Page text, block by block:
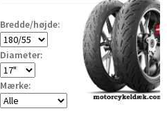
Bredde/højde:
Diameter:
Mærke: